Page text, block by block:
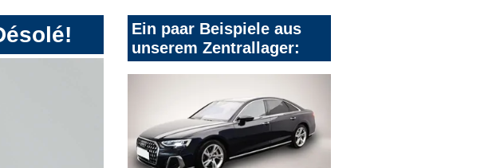
Ein paar Beispiele aus
unserem Zentrallager: